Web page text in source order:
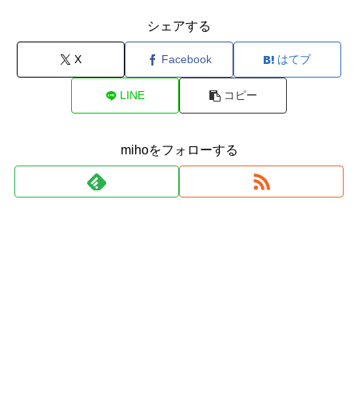
シェアする
X Facebook はてブ
LINE コピー
mihoをフォローする